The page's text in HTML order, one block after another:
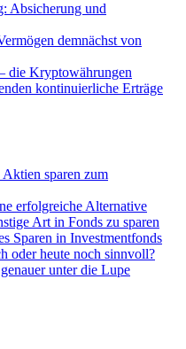
Absicherung und
demnächst von
die Kryptowährungen
kontinuierliche Erträge
sparen zum
erfolgreiche Alternative
Art in Fonds zu sparen
Sparen in Investmentfonds
oder heute noch sinnvoll?
unter die Lupe